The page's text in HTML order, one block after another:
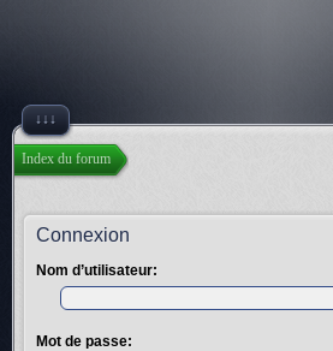
↓↓↓
Index du forum
Connexion
Nom d’utilisateur:
Mot de passe: